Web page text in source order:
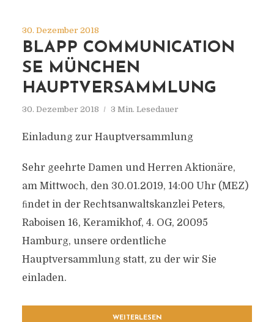
30. Dezember 2018
BLAPP COMMUNICATION
SE MÜNCHEN
HAUPTVERSAMMLUNG
30. Dezember 2018 3 Min. Lesedauer
Einladung zur Hauptversammlung
Sehr geehrte Damen und Herren Aktionäre,
am Mittwoch, den 30.01.2019, 14:00 Uhr (MEZ)
ﬁndet in der Rechtsanwaltskanzlei Peters,
Raboisen 16, Keramikhof, 4. OG, 20095
Hamburg, unsere ordentliche
Hauptversammlung statt, zu der wir Sie
einladen.
WEITERLESEN